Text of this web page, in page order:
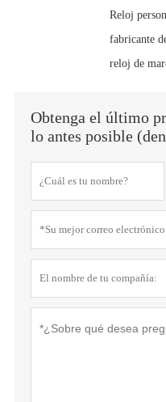
Reloj
fabricante
reloj de
Obtenga el último
lo antes posible